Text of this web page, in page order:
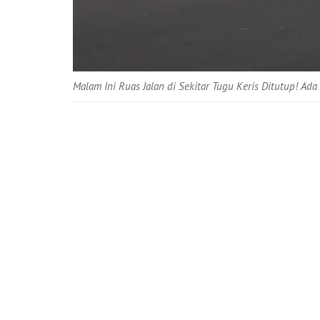
Malam Ini Ruas Jalan di Sekitar Tugu Keris Ditutup! Ada